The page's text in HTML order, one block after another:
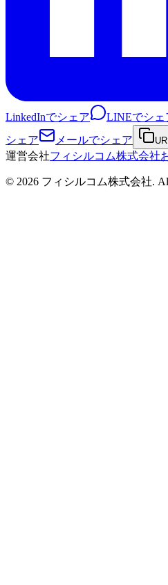
LinkedInでシェア LINEでシェ
シェア
メールでシェア
運営会社フィシルコム株式会社
© 2026 フィシルコム株式会社.